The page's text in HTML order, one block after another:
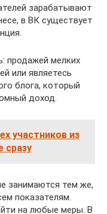
зарабатывают
в ВК существует
продажей мелких
или являетесь
блога, который
доход.
участников из
сразу
занимаются тем же,
показателям.
на любые меры. В